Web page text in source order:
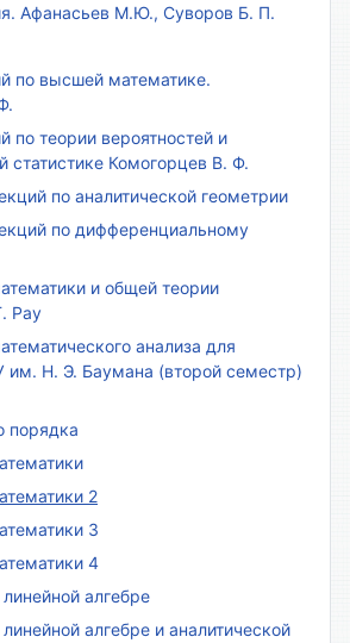
Афанасьев М.Ю., Суворов Б. П.
по высшей математике.
по теории вероятностей и
статистике Комогорцев В. Ф.
по аналитической геометрии
по дифференциальному
и общей теории
Рау
анализа для
им. Н. Э. Баумана (второй семестр)
порядка
2
3
4
алгебре
алгебре и аналитической